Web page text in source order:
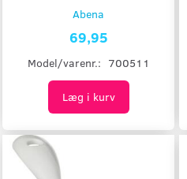
Abena
69,95
Model/varenr.: 700511
Læg i kurv